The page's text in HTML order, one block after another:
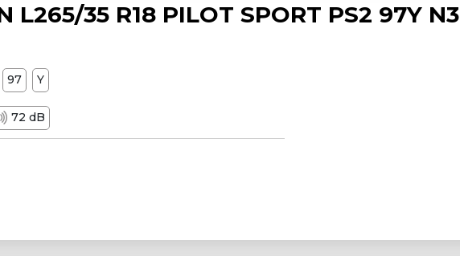
L265/35 R18 PILOT SPORT PS2 97Y N3
97 Y
72 dB